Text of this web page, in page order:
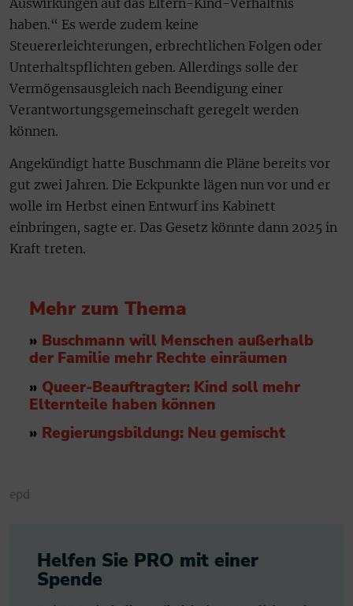
Auswirkungen auf das Eltern-Kind-Verhältnis
haben.“ Es werde zudem keine
Steuererleichterungen, erbrechtlichen Folgen oder
Unterhaltspflichten geben. Allerdings solle der
Vermögensausgleich nach Beendigung einer
Verantwortungsgemeinschaft geregelt werden
können.
Angekündigt hatte Buschmann die Pläne bereits vor
gut zwei Jahren. Die Eckpunkte lägen nun vor und er
wolle im Herbst einen Entwurf ins Kabinett
einbringen, sagte er. Das Gesetz könnte dann 2025 in
Kraft treten.
Mehr zum Thema
» Buschmann will Menschen außerhalb
der Familie mehr Rechte einräumen
» Queer-Beauftragter: Kind soll mehr
Elternteile haben können
» Regierungsbildung: Neu gemischt
epd
Helfen Sie PRO mit einer
Spende